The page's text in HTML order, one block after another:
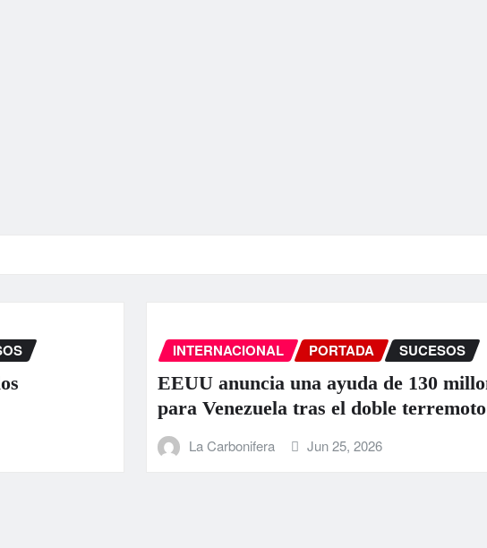
INTERNACIONAL PORTADA SUCESOS
EEUU anuncia una ayuda de 130
para Venezuela tras el doble terremoto
La Carbonifera Jun 25, 2026